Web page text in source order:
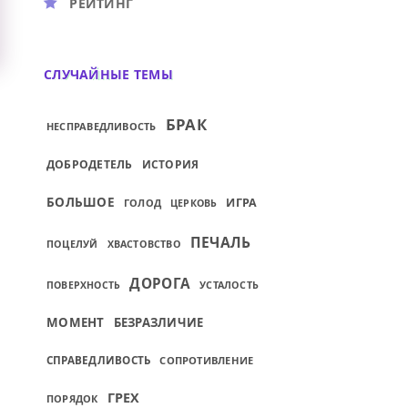
СЛУЧАЙНЫЕ ТЕМЫ
НЕСПРАВЕДЛИВОСТЬ БРАК
ДОБРОДЕТЕЛЬ ИСТОРИЯ
БОЛЬШОЕ ГОЛОД ЦЕРКОВЬ ИГРА
ПОЦЕЛУЙ ХВАСТОВСТВО ПЕЧАЛЬ
ПОВЕРХНОСТЬ ДОРОГА УСТАЛОСТЬ
МОМЕНТ БЕЗРАЗЛИЧИЕ
СПРАВЕДЛИВОСТЬ СОПРОТИВЛЕНИЕ
ПОРЯДОК ГРЕХ